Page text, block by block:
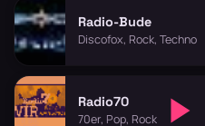
Radio-Bude
Discofox, Rock, Techno
Radio70
70er, Pop, Rock